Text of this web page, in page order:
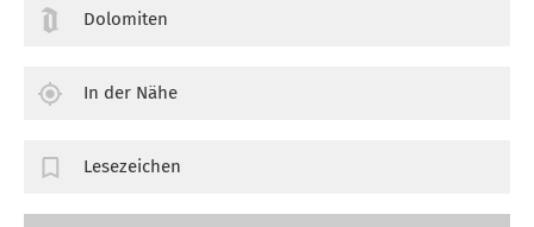
Dolomiten
In der Nähe
Lesezeichen